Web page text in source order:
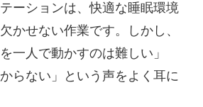
ーションは、快適な睡眠環境
かせない作業です。しかし、
一人で動かすのは難しい」
らない」という声をよく耳に